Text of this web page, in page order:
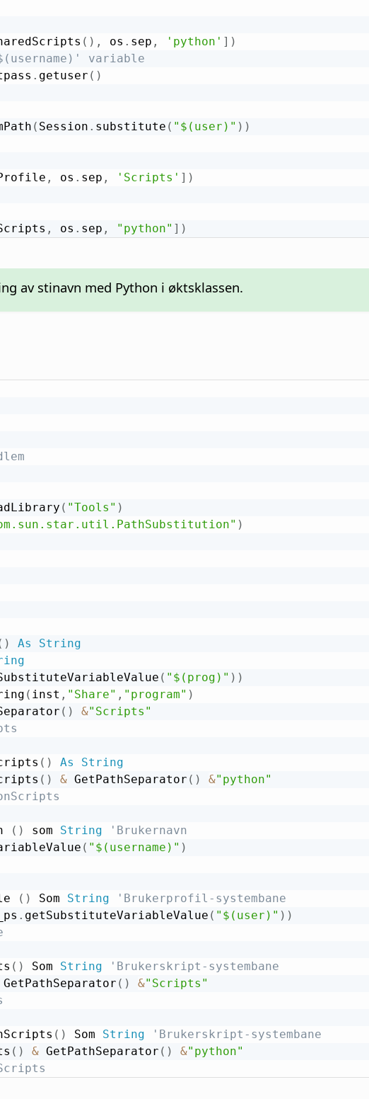
( ) , os . sep , 'python' ] )
variable
. getuser ( )
( Session . substitute ( "$(user)" ) )
, os . sep , 'Scripts' ] )
, os . sep , "python" ] )
av stinavn med Python i øktsklassen.
( "Tools" )
)
) As
String
( "$(prog)" ) )
( inst , "Share" , "program" )
( ) &"Scripts"
( ) As
String
( ) & GetPathSeparator ( ) &"python"
( ) som String
'Brukernavn
( "$(username)" )
( ) Som String
'Brukerprofil-systembane
_ps . getSubstituteVariableValue ( "$(user)" ) )
( ) Som String
'Brukerskript-systembane
( ) &"Scripts"
( ) Som String
'Brukerskript-systembane
( ) & GetPathSeparator ( ) &"python"